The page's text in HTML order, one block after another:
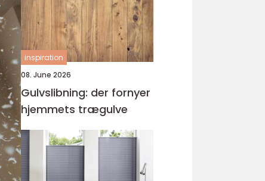
inspiration
08. June 2026
Gulvslibning: der fornyer
hjemmets trægulve